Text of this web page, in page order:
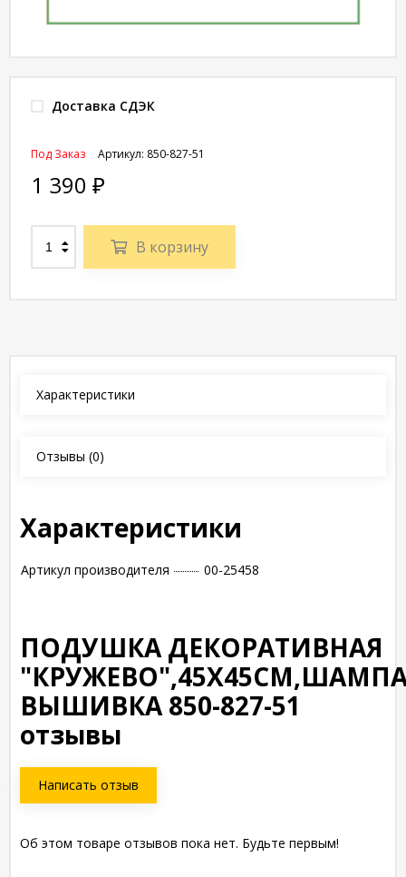
Доставка СДЭК
Артикул: 850-827-51
Под Заказ
1 390 ₽
В корзину
Характеристики
Отзывы (0)
Характеристики
Артикул производителя 00-25458
ПОДУШКА ДЕКОРАТИВНАЯ
ВЫШИВКА 850-827-51
отзывы
Написать отзыв
Об этом товаре отзывов пока нет. Будьте первым!